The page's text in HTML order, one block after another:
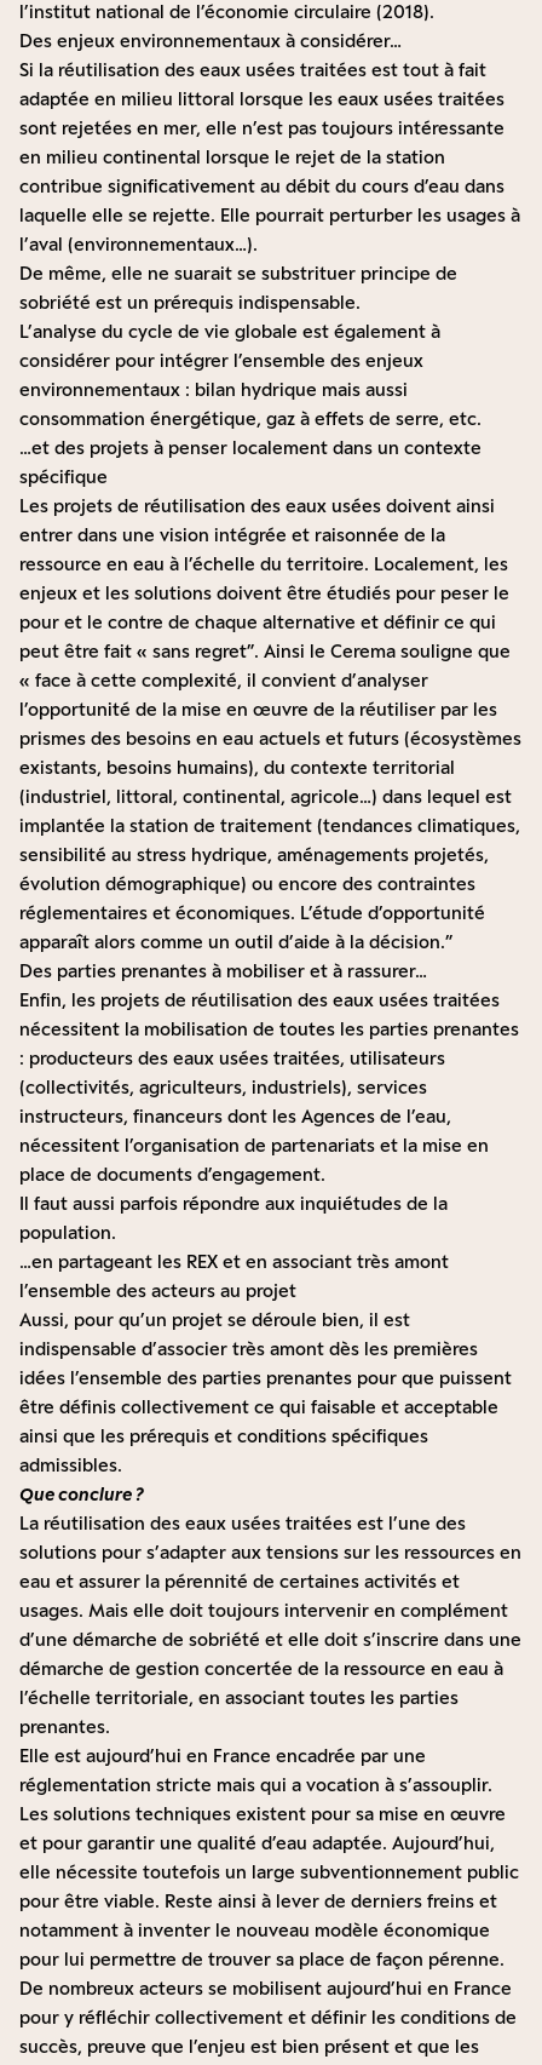
l’institut national de l’économie circulaire (2018).
Des enjeux environnementaux à considérer…
Si la réutilisation des eaux usées traitées est tout à fait
adaptée en milieu littoral lorsque les eaux usées traitées
sont rejetées en mer, elle n’est pas toujours intéressante
en milieu continental lorsque le rejet de la station
contribue significativement au débit du cours d’eau dans
laquelle elle se rejette. Elle pourrait perturber les usages à
l’aval (environnementaux…).
De même, elle ne suarait se substrituer principe de
sobriété est un prérequis indispensable.
L’analyse du cycle de vie globale est également à
considérer pour intégrer l’ensemble des enjeux
environnementaux : bilan hydrique mais aussi
consommation énergétique, gaz à effets de serre, etc.
…et des projets à penser localement dans un contexte
spécifique
Les projets de réutilisation des eaux usées doivent ainsi
entrer dans une vision intégrée et raisonnée de la
ressource en eau à l’échelle du territoire. Localement, les
enjeux et les solutions doivent être étudiés pour peser le
pour et le contre de chaque alternative et définir ce qui
peut être fait « sans regret”. Ainsi le Cerema souligne que
« face à cette complexité, il convient d’analyser
l’opportunité de la mise en œuvre de la réutiliser par les
prismes des besoins en eau actuels et futurs (écosystèmes
existants, besoins humains), du contexte territorial
(industriel, littoral, continental, agricole…) dans lequel est
implantée la station de traitement (tendances climatiques,
sensibilité au stress hydrique, aménagements projetés,
évolution démographique) ou encore des contraintes
réglementaires et économiques. L’étude d’opportunité
apparaît alors comme un outil d’aide à la décision.”
Des parties prenantes à mobiliser et à rassurer…
Enfin, les projets de réutilisation des eaux usées traitées
nécessitent la mobilisation de toutes les parties prenantes
: producteurs des eaux usées traitées, utilisateurs
(collectivités, agriculteurs, industriels), services
instructeurs, financeurs dont les Agences de l’eau,
nécessitent l’organisation de partenariats et la mise en
place de documents d’engagement.
Il faut aussi parfois répondre aux inquiétudes de la
population.
…en partageant les REX et en associant très amont
l’ensemble des acteurs au projet
Aussi, pour qu’un projet se déroule bien, il est
indispensable d’associer très amont dès les premières
idées l’ensemble des parties prenantes pour que puissent
être définis collectivement ce qui faisable et acceptable
ainsi que les prérequis et conditions spécifiques
admissibles.
Que conclure ?
La réutilisation des eaux usées traitées est l’une des
solutions pour s’adapter aux tensions sur les ressources en
eau et assurer la pérennité de certaines activités et
usages. Mais elle doit toujours intervenir en complément
d’une démarche de sobriété et elle doit s’inscrire dans une
démarche de gestion concertée de la ressource en eau à
l’échelle territoriale, en associant toutes les parties
prenantes.
Elle est aujourd’hui en France encadrée par une
réglementation stricte mais qui a vocation à s’assouplir.
Les solutions techniques existent pour sa mise en œuvre
et pour garantir une qualité d’eau adaptée. Aujourd’hui,
elle nécessite toutefois un large subventionnement public
pour être viable. Reste ainsi à lever de derniers freins et
notamment à inventer le nouveau modèle économique
pour lui permettre de trouver sa place de façon pérenne.
De nombreux acteurs se mobilisent aujourd’hui en France
pour y réfléchir collectivement et définir les conditions de
succès, preuve que l’enjeu est bien présent et que les